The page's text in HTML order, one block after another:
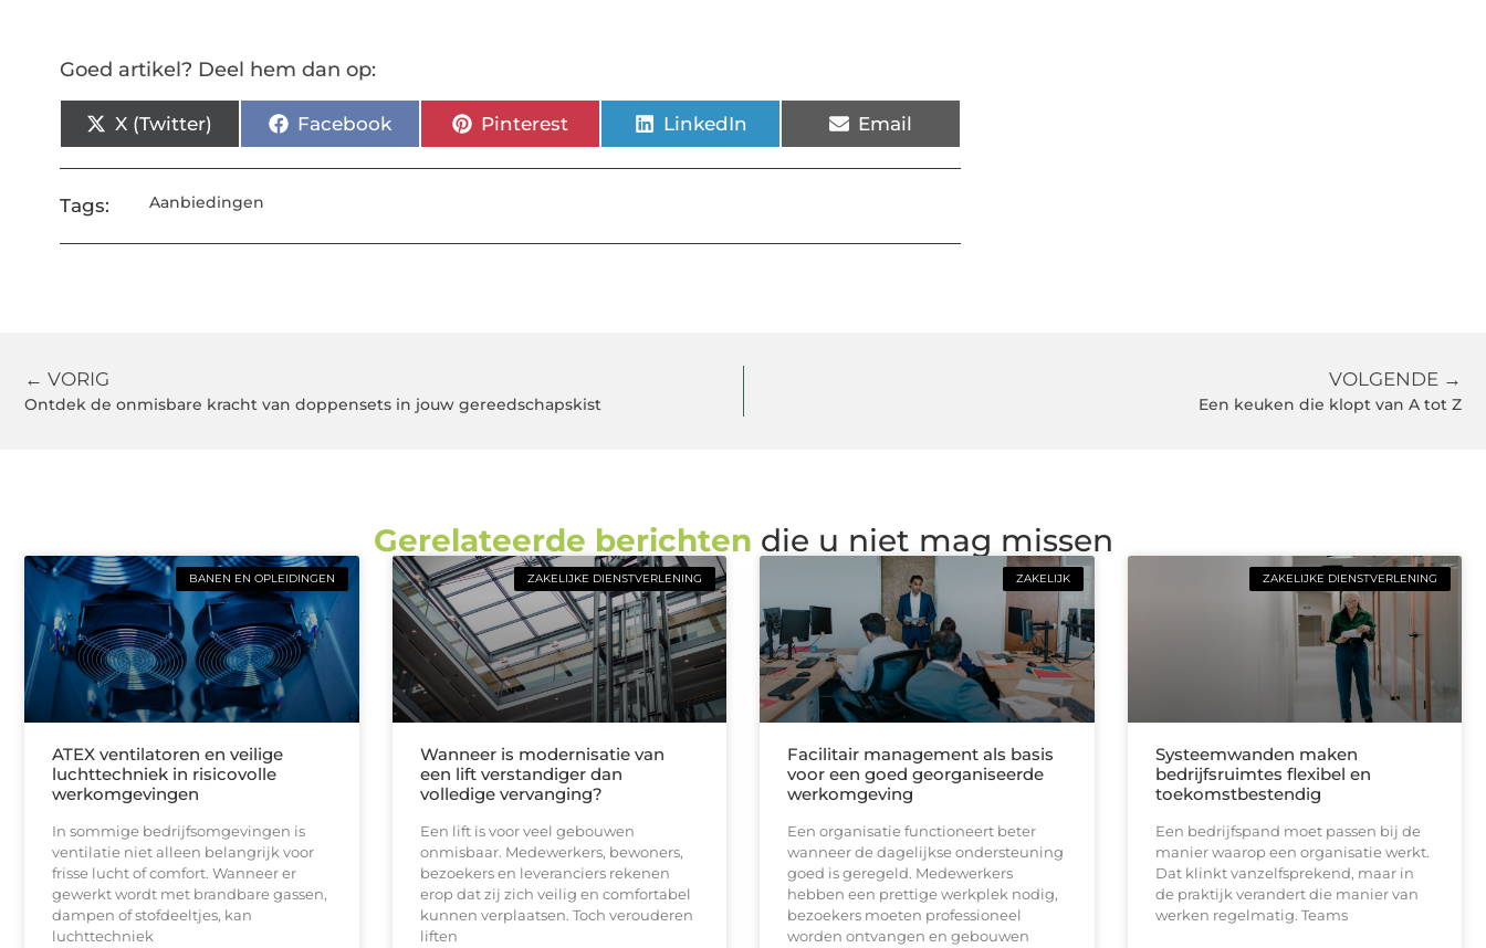
Goed artikel? Deel hem dan op:
X (Twitter) Facebook Pinterest LinkedIn Email
Tags: Aanbiedingen
← VORIG
Ontdek de onmisbare kracht van doppensets in jouw gereedschapskist
VOLGENDE →
Een keuken die klopt van A tot Z
Gerelateerde berichten die u niet mag missen
BANEN EN OPLEIDINGEN
ATEX ventilatoren en veilige
luchttechniek in risicovolle
werkomgevingen
In sommige bedrijfsomgevingen is
ventilatie niet alleen belangrijk voor
frisse lucht of comfort. Wanneer er
gewerkt wordt met brandbare gassen,
dampen of stofdeeltjes, kan
luchttechniek
ZAKELIJKE DIENSTVERLENING
Wanneer is modernisatie van
een lift verstandiger dan
volledige vervanging?
Een lift is voor veel gebouwen
onmisbaar. Medewerkers, bewoners,
bezoekers en leveranciers rekenen
erop dat zij zich veilig en comfortabel
kunnen verplaatsen. Toch verouderen
liften
ZAKELIJK
Facilitair management als basis
voor een goed georganiseerde
werkomgeving
Een organisatie functioneert beter
wanneer de dagelijkse ondersteuning
goed is geregeld. Medewerkers
hebben een prettige werkplek nodig,
bezoekers moeten professioneel
worden ontvangen en gebouwen
ZAKELIJKE DIENSTVERLENING
Systeemwanden maken
bedrijfsruimtes flexibel en
toekomstbestendig
Een bedrijfspand moet passen bij de
manier waarop een organisatie werkt.
Dat klinkt vanzelfsprekend, maar in
de praktijk verandert die manier van
werken regelmatig. Teams